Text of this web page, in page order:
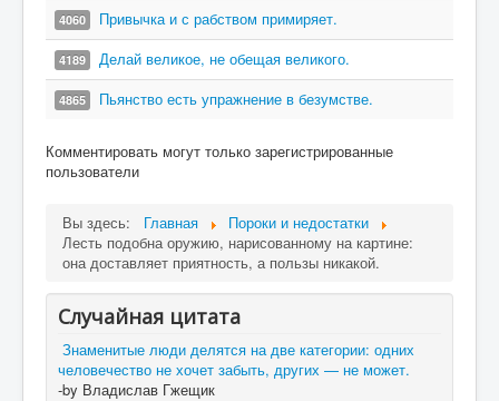
4060 Привычка и с рабством примиряет.
4189 Делай великое, не обещая великого.
4865 Пьянство есть упражнение в безумстве.
Комментировать могут только зарегистрированные
пользователи
Вы здесь: Главная
Пороки и недостатки
Лесть подобна оружию, нарисованному на картине:
она доставляет приятность, а пользы никакой.
Случайная цитата
Знаменитые люди делятся на две категории: одних
человечество не хочет забыть, других — не может.
-by Владислав Гжещик